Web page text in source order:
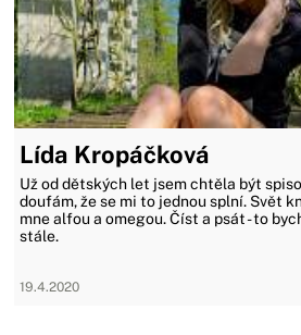
Lída Kropáčková
Už od dětských let jsem chtěla být
doufám, že se mi to jednou splní. Svět
mne alfou a omegou. Číst a psát - to
stále.
19.4.2020